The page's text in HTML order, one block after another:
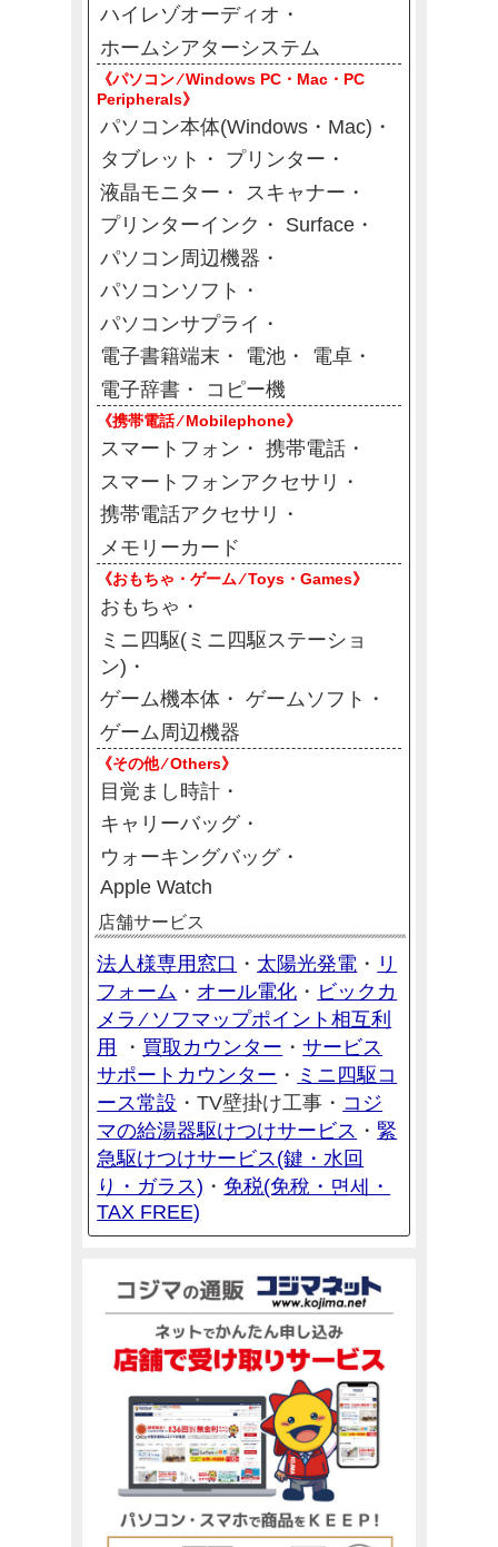
ハイレゾオーディオ
ホームシアターシステム
《パソコン ⁄ Windows PC・Mac・PC
Peripherals》
パソコン本体(Windows・Mac)
タブレット
プリンター
液晶モニター
スキャナー
プリンターインク
Surface
パソコン周辺機器
パソコンソフト
パソコンサプライ
電子書籍端末
電池
電卓
電子辞書
コピー機
《携帯電話 ⁄ Mobilephone》
スマートフォン
携帯電話
スマートフォンアクセサリ
携帯電話アクセサリ
メモリーカード
《おもちゃ・ゲーム ⁄ Toys・Games》
おもちゃ
ミニ四駆(ミニ四駆ステーショ
ン)
ゲーム機本体
ゲームソフト
ゲーム周辺機器
《その他 ⁄ Others》
目覚まし時計
キャリーバッグ
ウォーキングバッグ
Apple Watch
店舗サービス
法人様専用窓口 ・ 太陽光発電 ・ リ
フォーム ・ オール電化 ・ ビックカ
メラ ⁄ ソフマップポイント相互利
用
・ 買取カウンター ・サービス
サポートカウンター ・ ミニ四駆コ
ース常設 ・TV壁掛け工事・ コジ
マの給湯器駆けつけサービス ・ 緊
急駆けつけサービス(鍵・水回
り・ガラス) ・ 免税(免稅・면세・
TAX FREE)